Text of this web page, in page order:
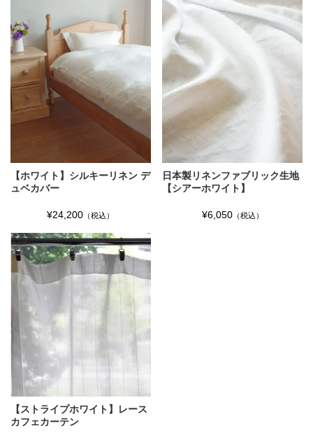
【ホワイト】シルキーリネン デ
ュベカバー
¥24,200 （税込）
日本製リネンファブリック生地
【シアーホワイト】
¥6,050（税込）
【ストライプホワイト】レース
カフェカーテン